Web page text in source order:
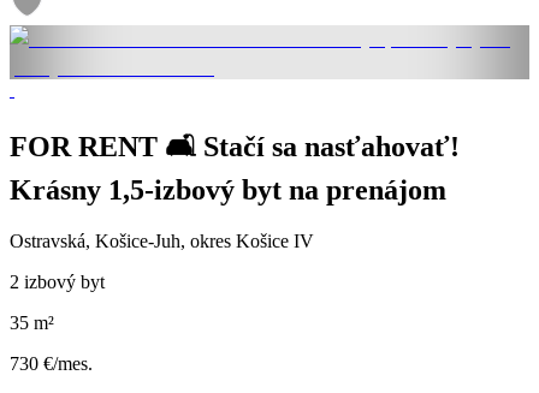
FOR RENT 🛋️ Stačí sa nasťahovať!
Krásny 1,5-izbový byt na prenájom
Ostravská, Košice-Juh, okres Košice IV
2 izbový byt
35 m²
730 €/mes.